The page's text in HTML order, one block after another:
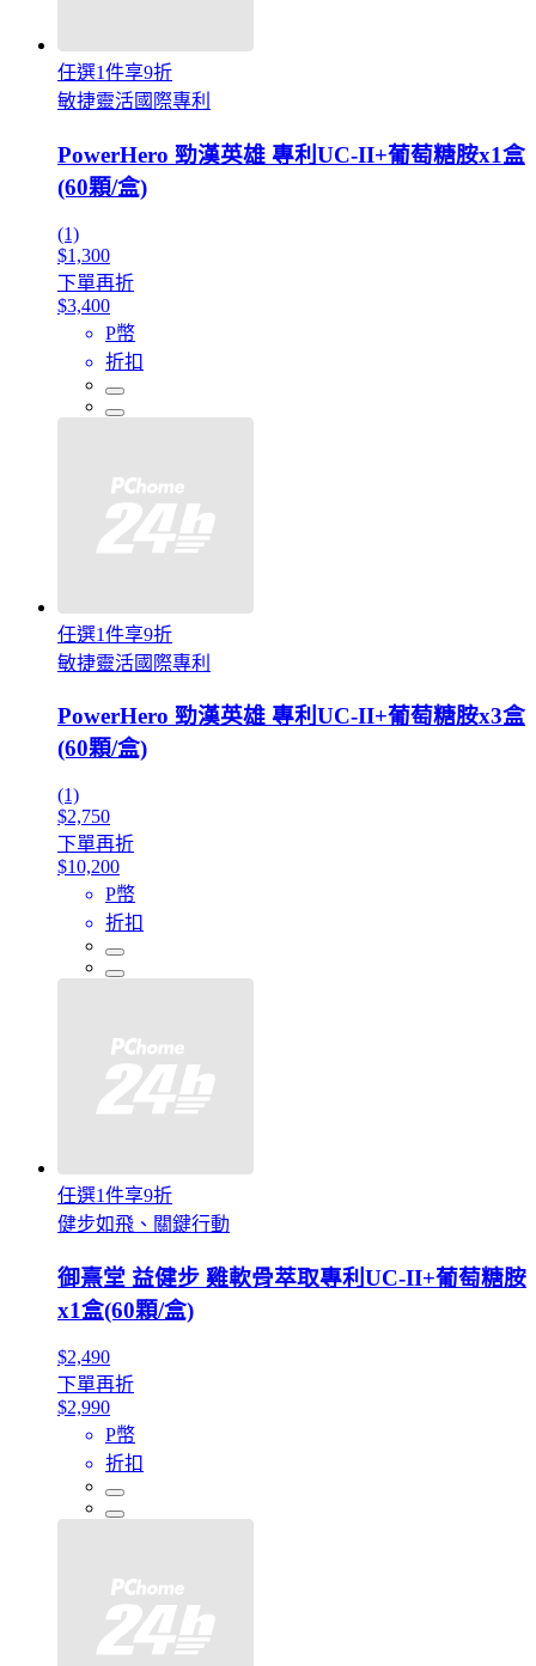
任選1件享9折
敏捷靈活國際專利
PowerHero 勁漢英雄 專利UC-II+葡萄糖胺x1盒
(60顆/盒)
(1)
$1,300
下單再折
$3,400
P幣
折扣
任選1件享9折
敏捷靈活國際專利
PowerHero 勁漢英雄 專利UC-II+葡萄糖胺x3盒
(60顆/盒)
(1)
$2,750
下單再折
$10,200
P幣
折扣
任選1件享9折
健步如飛、關鍵行動
御熹堂 益健步 雞軟骨萃取專利UC-II+葡萄糖胺
x1盒(60顆/盒)
$2,490
下單再折
$2,990
P幣
折扣